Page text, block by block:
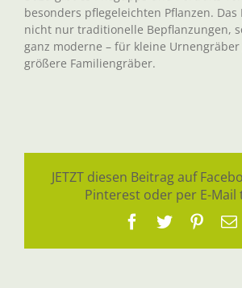
besonders pflegeleichten Pflanzen. Das
nicht nur traditionelle Bepflanzungen,
ganz moderne – für kleine
größere Familiengräber.
JETZT diesen Beitrag auf
Pinterest oder per E-Mail
Facebook
Twitter